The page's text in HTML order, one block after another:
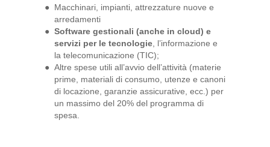
Macchinari, impianti, attrezzature nuove e
arredamenti
Software gestionali (anche in cloud) e
servizi per le tecnologie , l’informazione e
la telecomunicazione (TIC);
Altre spese utili all’avvio dell’attività (materie
prime, materiali di consumo, utenze e canoni
di locazione, garanzie assicurative, ecc.) per
un massimo del 20% del programma di
spesa.